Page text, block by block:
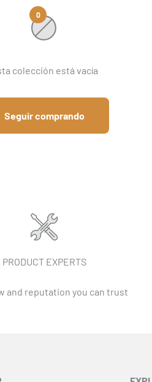
0
colección está vacía
Seguir comprando
PRODUCT EXPERTS
and reputation you can trust